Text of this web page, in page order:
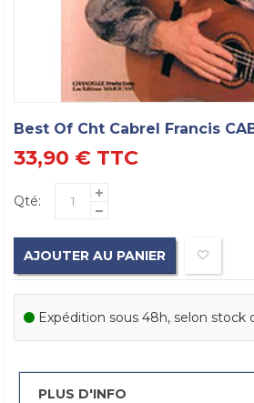
Best Of Cht Cabrel Francis
33,90 € TTC
Qté:
AJOUTER AU PANIER
Expédition sous 48h, selon stock
PLUS D'INFO